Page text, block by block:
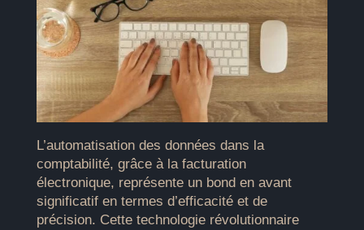
L’automatisation des données dans la
comptabilité, grâce à la facturation
électronique, représente un bond en avant
significatif en termes d’efficacité et de
précision. Cette technologie révolutionnaire